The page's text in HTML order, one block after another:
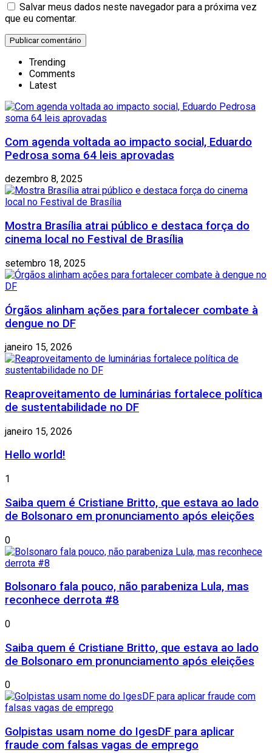
Salvar meus dados neste navegador para a próxima vez
que eu comentar.
Trending
Comments
Latest
Com agenda voltada ao impacto social, Eduardo
Pedrosa soma 64 leis aprovadas
dezembro 8, 2025
Mostra Brasília atrai público e destaca força do
cinema local no Festival de Brasília
setembro 18, 2025
Órgãos alinham ações para fortalecer combate à
dengue no DF
janeiro 15, 2026
Reaproveitamento de luminárias fortalece política
de sustentabilidade no DF
janeiro 15, 2026
Hello world!
1
Saiba quem é Cristiane Britto, que estava ao lado
de Bolsonaro em pronunciamento após eleições
0
Bolsonaro fala pouco, não parabeniza Lula, mas
reconhece derrota #8
0
Saiba quem é Cristiane Britto, que estava ao lado
de Bolsonaro em pronunciamento após eleições
0
Golpistas usam nome do IgesDF para aplicar
fraude com falsas vagas de emprego